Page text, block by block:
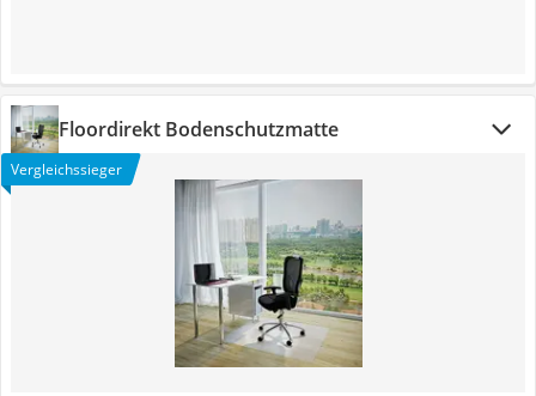
Floordirekt Bodenschutzmatte
Vergleichssieger